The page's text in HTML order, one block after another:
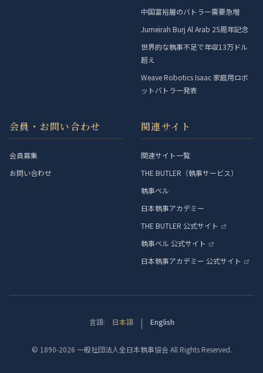
中国富裕層のバトラー需要急増
Jumeirah Burj Al Arab 25周年記念
世界的な執事不足で年収13万ドル
超え
Weave Robotics Isaac 家庭用ロボ
ットバトラー発表
会員・お問い合わせ
会員募集
お問い合わせ
関連サイト
関連サイト一覧
THE BUTLER（執事サービス）
執事ベル
日本執事アカデミー
THE BUTLER 公式サイト
執事ベル 公式サイト
日本執事アカデミー 公式サイト
言語: 日本語 | English
© 1890-2026 一般社団法人全日本執事協会 All Rights Reserved.